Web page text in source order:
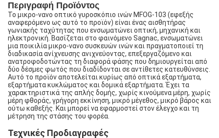
Περιγραφή Προϊόντος
Το μικρο-νανο οπτικό γυροσκόπιο ινών MFOG-103 (εφεξής
αναφερόμενο ως αυτό το προϊόν) είναι ένας αισθητήρας
γωνιακής ταχύτητας που ενσωματώνει οπτική, μηχανική και
ηλεκτρονική. Βασίζεται στο φαινόμενο Sagnac, ενσωματώνει
μια ποικιλία μικρο-νανο συσκευών ινών και πραγματοποιεί τη
διαδικασία ανίχνευσης ανιχνεύοντας, επεξεργαζόμενο και
ανατροφοδοτώντας τη διαφορά φάσης που δημιουργείται από
δύο δέσμες φωτός που διαδίδονται σε αντίθετες κατευθύνσεις.
Αυτό το προϊόν αποτελείται κυρίως από οπτικά εξαρτήματα,
εξαρτήματα κυκλώματος και δομικά εξαρτήματα. Έχει τα
χαρακτηριστικά της απλής δομής, χωρίς κινούμενα μέρη, χωρίς
μέρη φθοράς, γρήγορη εκκίνηση, μικρό μέγεθος, μικρό βάρος και
ούτω καθεξής. Και μπορεί να εφαρμοστεί στον έλεγχο και τη
μέτρηση της στάσης του φορέα.
Τεχνικές Προδιαγραφές